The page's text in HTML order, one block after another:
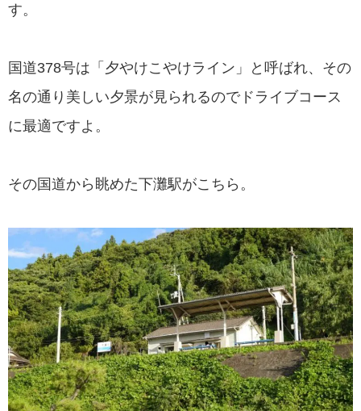
す。
国道378号は「夕やけこやけライン」と呼ばれ、その
名の通り美しい夕景が見られるのでドライブコース
に最適ですよ。
その国道から眺めた下灘駅がこちら。